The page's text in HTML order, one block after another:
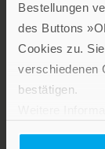
Bestellungen
des Buttons
Cookies zu.
verschiedenen
bestätigen.
Lebensfreude in
Segenswünsche
werden.
und Trauer.